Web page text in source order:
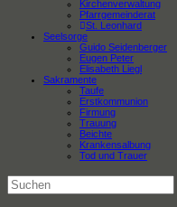
Kirchenverwaltung
Pfarrgemeinderat
St. Leonhard
Seelsorge
Guido Seidenberger
Eugen Peter
Elisabeth Liegl
Sakramente
Taufe
Erstkommunion
Firmung
Trauung
Beichte
Krankensalbung
Tod und Trauer
Suchen
nach: